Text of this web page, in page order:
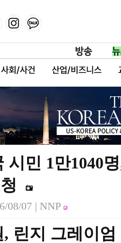
사회/사건 산업/비즈니스
시민 1만1040
08/07 | NNP
, 린지 그레이